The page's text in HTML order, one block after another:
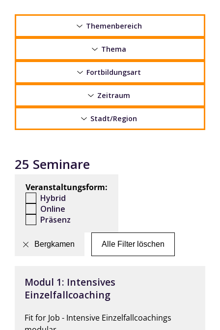
Themenbereich
Thema
Fortbildungsart
Zeitraum
Stadt/Region
25 Seminare
Bergkamen Alle Filter löschen
Veranstaltungsform:
Hybrid
Online
Präsenz
Modul 1: Intensives
Einzelfallcoaching
Fit for Job - Intensive Einzelfallcoachings